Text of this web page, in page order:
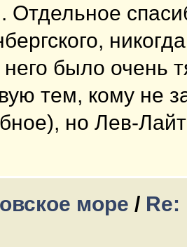
Отдельное
было очень
тем, кому не
но Лев-Лайт
море / Re: